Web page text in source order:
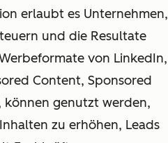
erlaubt es Unternehmen,
und die Resultate
von LinkedIn,
Content, Sponsored
können genutzt werden,
zu erhöhen, Leads